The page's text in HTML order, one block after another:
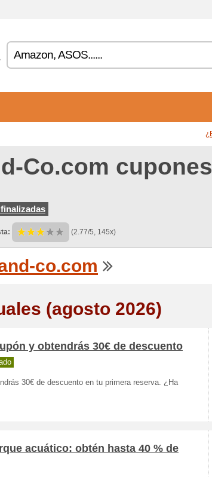
Co.com cupones
(2.77/5, 145x)
co.com
(agosto 2026)
y obtendrás 30€ de descuento
30€ de descuento en tu primera reserva. ¿Ha
acuático: obtén hasta 40 % de